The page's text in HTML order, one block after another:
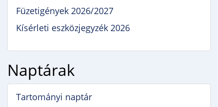
Füzetigények 2026/2027
Kísérleti eszközjegyzék 2026
Naptárak
Tartományi naptár